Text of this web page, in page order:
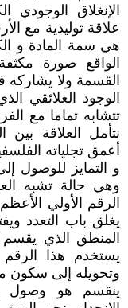
الإنغلاق
علاقة توليدية مع
هي سمة المادة و
الواقع صورة
القسمة ولا يشاركه
الوجود العلائقي
تتشابه تماما مع
نتأمل العلاقة
أعمق تجلياته
و التمايز للوصول
وهي حالة تشبه
الرقم الأولي
يغلق باب التعدد
المنطق الذي يقسم
يستخدم هذا
وتحويله إلى سكون
ينقسم هو وصول